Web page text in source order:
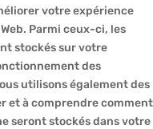
votre expérience
Parmi ceux-ci, les
stockés sur votre
des
utilisons également des
et à comprendre comment
seront stockés dans votre